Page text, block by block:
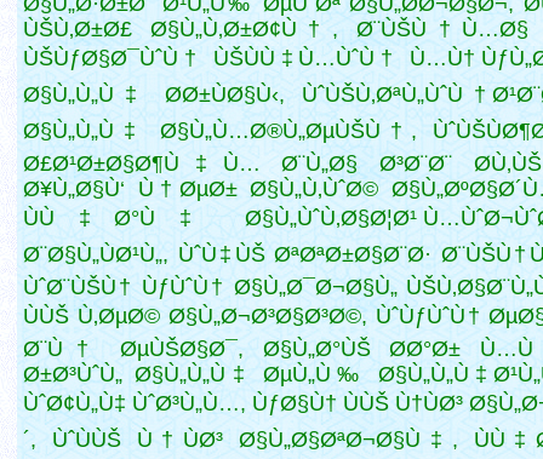
ÙŠÙ‚Ø±Ø£ Ø§Ù„Ù‚Ø±Ø¢Ù†, Ø¨ÙŠÙ†Ù…Ø§
ÙŠÙƒØ§Ø¯ÙˆÙ† ÙŠÙÙ‡Ù…ÙˆÙ† Ù…Ù†
Ø§Ù„Ù„Ù‡ Ø­Ø±ÙØ§Ù‹, ÙˆÙŠÙ‚ØªÙ„ÙˆÙ†
Ø§Ù„Ù„Ù‡ Ø§Ù„Ù…Ø®Ù„ØµÙŠÙ†,
Ø£Ø¹Ø±Ø§Ø¶Ù‡Ù… Ø¨Ù„Ø§ Ø³Ø¨Ø¨
Ø¥Ù„Ø§Ù‘ Ù†ØµØ± Ø§Ù„Ù‚ÙˆØ©
ÙÙ‡Ø°Ù‡ Ø§Ù„ÙˆÙ‚Ø§Ø¦Ø¹
Ø¨Ø§Ù„ÙØ¹Ù„, ÙˆÙ‡ÙŠ ØªØªØ±Ø§Ø¨Ø·
ÙˆØ¨ÙŠÙ† ÙƒÙˆÙ† Ø§Ù„Ø¯Ø¬Ø§Ù„
ÙÙŠ Ù‚ØµØ© Ø§Ù„Ø¬Ø³Ø§Ø³Ø©, ÙˆÙƒÙˆÙ†
Ø¨Ù† ØµÙŠØ§Ø¯, Ø§Ù„Ø°ÙŠ Ø­Ø°Ø±
Ø±Ø³ÙˆÙ„ Ø§Ù„Ù„Ù‡ ØµÙ„Ù‰ Ø§Ù„Ù„Ù‡
ÙˆØ¢Ù„Ù‡ ÙˆØ³Ù„Ù…, ÙƒØ§Ù† ÙÙŠ Ù†ÙØ³
´, ÙˆÙÙŠ Ù†ÙØ³ Ø§Ù„Ø§ØªØ¬Ø§Ù‡,